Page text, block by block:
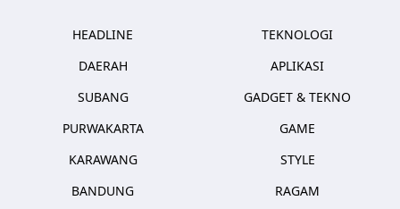
HEADLINE
DAERAH
SUBANG
PURWAKARTA
KARAWANG
BANDUNG
TEKNOLOGI
APLIKASI
GADGET & TEKNO
GAME
STYLE
RAGAM